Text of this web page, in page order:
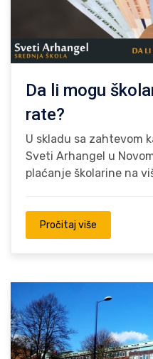
Da li mogu
rate?
U skladu sa zahtevom
Sveti Arhangel u
plaćanje školarine na
Pročitaj više